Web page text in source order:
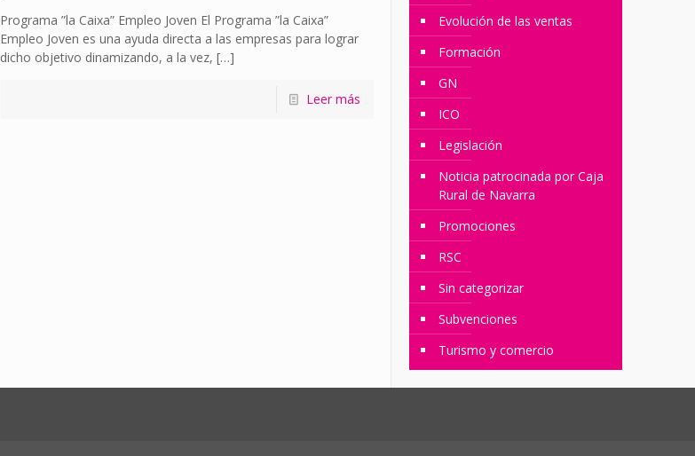
Programa ”la Caixa” Empleo Joven El Programa ”la Caixa”
Empleo Joven es una ayuda directa a las empresas para lograr
dicho objetivo dinamizando, a la vez, […]
Leer más
Evolución de las ventas
Formación
GN
ICO
Legislación
Noticia patrocinada por Caja
Rural de Navarra
Promociones
RSC
Sin categorizar
Subvenciones
Turismo y comercio